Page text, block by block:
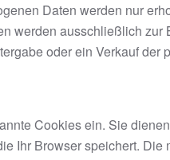
Daten werden nur
werden ausschließlich
oder ein Verkauf der
Cookies ein. Sie
Ihr Browser speichert.